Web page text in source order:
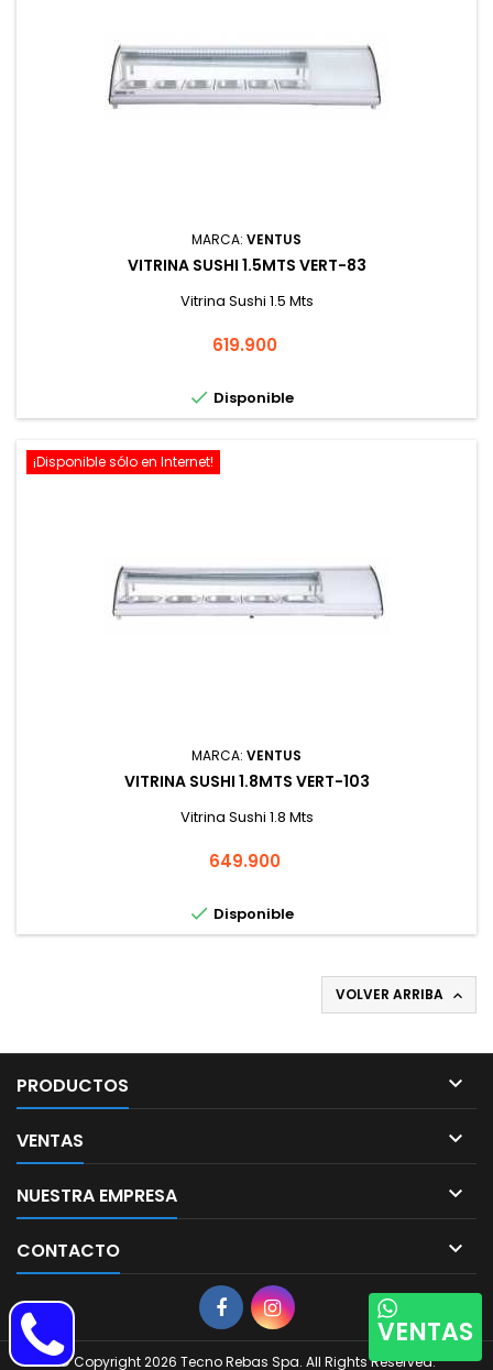
MARCA: VENTUS
VITRINA SUSHI 1.5MTS VERT-83
Vitrina Sushi 1.5 Mts
Precio
619.900
 Disponible
¡Disponible sólo en Internet!
MARCA: VENTUS
VITRINA SUSHI 1.8MTS VERT-103
Vitrina Sushi 1.8 Mts
Precio
649.900
 Disponible
VOLVER ARRIBA 
PRODUCTOS 
VENTAS 
NUESTRA EMPRESA 
CONTACTO 
© Copyright 2026 Tecno Rebas Spa. All Rights Reserved.
VENTAS